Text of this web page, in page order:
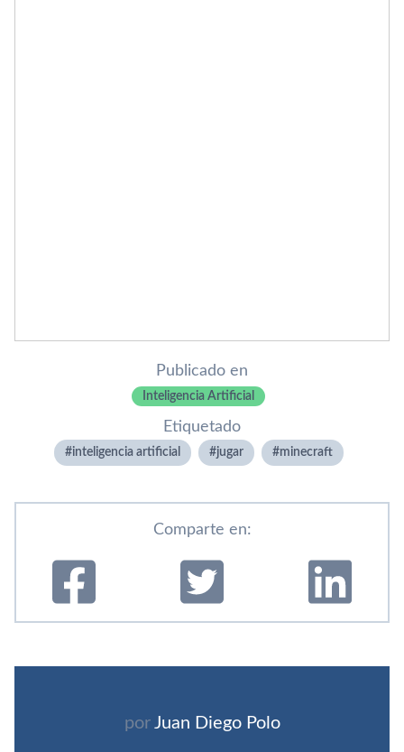
Publicado en
Inteligencia Artificial
Etiquetado
inteligencia artificial jugar minecraft
Comparte en:
por Juan Diego Polo